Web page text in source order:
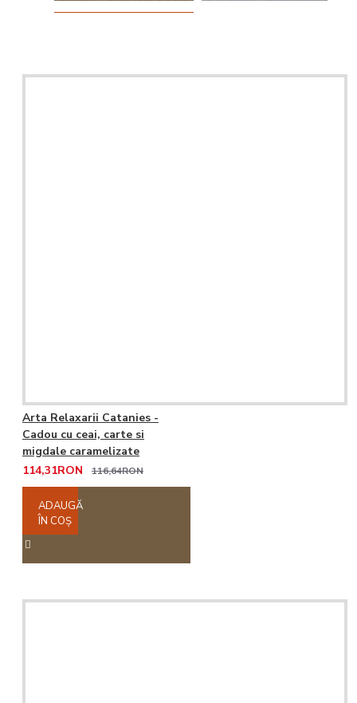
Arta Relaxarii Catanies -
Cadou cu ceai, carte si
migdale caramelizate
114,31RON
116,64RON
ADAUGĂ
ÎN COŞ